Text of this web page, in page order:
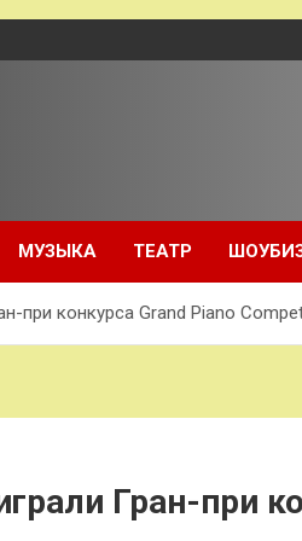
МУЗЫКА ТЕАТР
при конкурса Grand Piano
Гран-при